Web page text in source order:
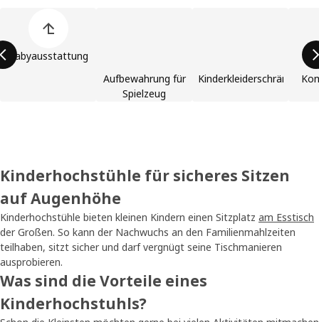
Babyausstattung
Aufbewahrung für
Spielzeug
Kinderkleiderschränke
Kinderhochstühle für sicheres Sitzen
auf Augenhöhe
Kinderhochstühle bieten kleinen Kindern einen Sitzplatz am Esstisch
der Großen. So kann der Nachwuchs an den Familienmahlzeiten
teilhaben, sitzt sicher und darf vergnügt seine Tischmanieren
ausprobieren.
Was sind die Vorteile eines
Kinderhochstuhls?